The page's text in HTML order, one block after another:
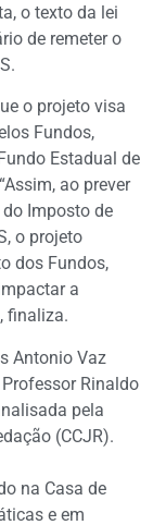
o texto da lei
de remeter o
o projeto visa
Fundos,
Estadual de
ao prever
Imposto de
o projeto
dos Fundos,
a
finaliza.
Antonio Vaz
Rinaldo
pela
(CCJR).
na Casa de
e em